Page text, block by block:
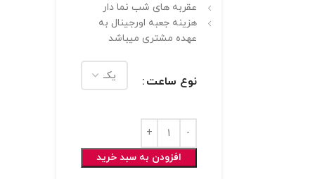
عقربه های شب نما دار
هزینه جعبه اورجینال به
عهده مشتری میباشد
نوع ساعت
افزودن به سبد خرید